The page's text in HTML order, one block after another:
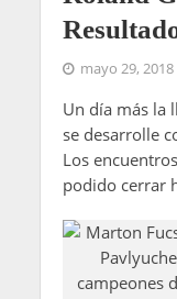
mayo 29, 2018
Un día más la
se desarrolle
Los
podido cerrar